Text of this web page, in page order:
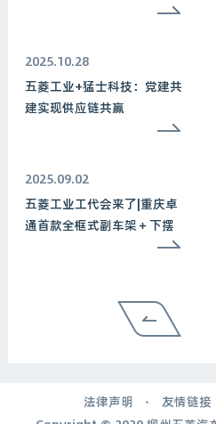
2025.10.28
五菱工业+猛士科技：党建共
建实现供应链共赢
2025.09.02
五菱工业工代会来了|重庆卓
通首款全框式副车架＋下摆
臂总成，正式量产下线！
法律声明 友情链接